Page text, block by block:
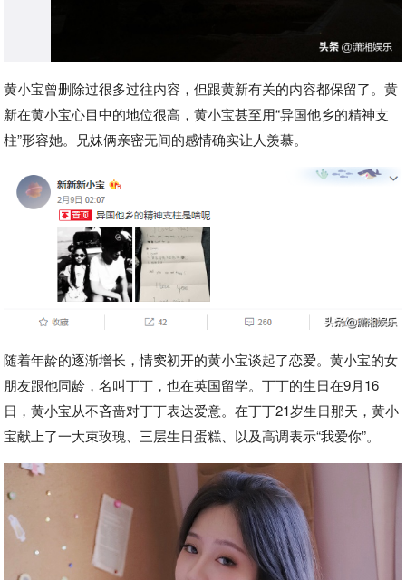
黄小宝曾删除过很多过往内容，但跟黄新有关的内容都保留了。黄
新在黄小宝心目中的地位很高，黄小宝甚至用“异国他乡的精神支
柱”形容她。兄妹俩亲密无间的感情确实让人羡慕。
随着年龄的逐渐增长，情窦初开的黄小宝谈起了恋爱。黄小宝的女
朋友跟他同龄，名叫丁丁，也在英国留学。丁丁的生日在9月16
日，黄小宝从不吝啬对丁丁表达爱意。在丁丁21岁生日那天，黄小
宝献上了一大束玫瑰、三层生日蛋糕、以及高调表示“我爱你”。